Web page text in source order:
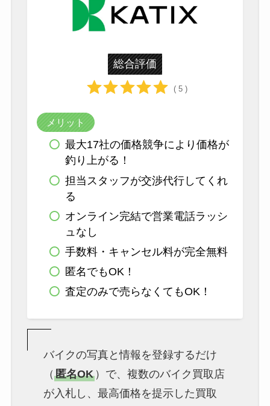
総合評価
( 5 )
メリット
最大17社の価格競争により価格が
釣り上がる！
担当スタッフが交渉代行してくれ
る
オンライン完結で営業電話ラッシ
ュなし
手数料・キャンセル料が完全無料
匿名でもOK！
査定のみで売らなくてもOK！
バイクの写真と情報を登録するだけ
（ 匿名OK）で、複数のバイク買取店
が入札し、最高価格を提示した買取